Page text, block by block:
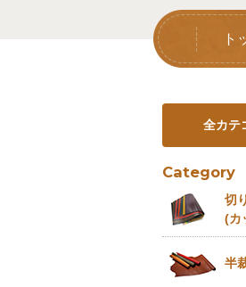
ト
全カテ
Category
切
(カ
半